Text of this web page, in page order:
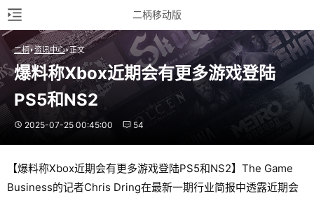
二柄移动版
二柄 资讯中心 正文
爆料称Xbox近期会有更多游戏登陆
PS5和NS2
2025-07-25 00:45:00 54
【爆料称Xbox近期会有更多游戏登陆PS5和NS2】The Game
Business的记者Chris Dring在最新一期行业简报中透露近期会